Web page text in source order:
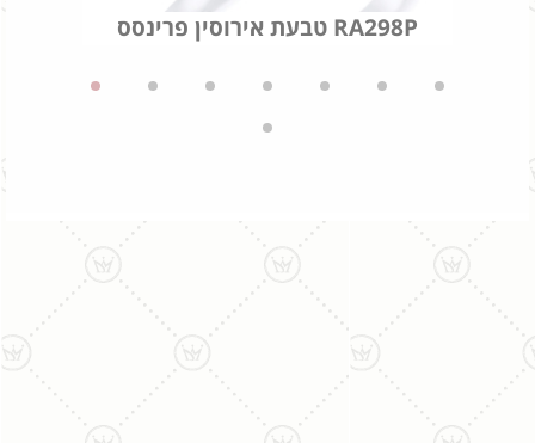
טבעת אירוסין פרינסס RA298P